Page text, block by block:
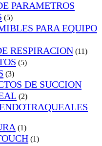
PARAMETROS
(5)
PARA EQUIPO
RESPIRACION (11)
(5)
(3)
DE SUCCION
(2)
(1)
(1)